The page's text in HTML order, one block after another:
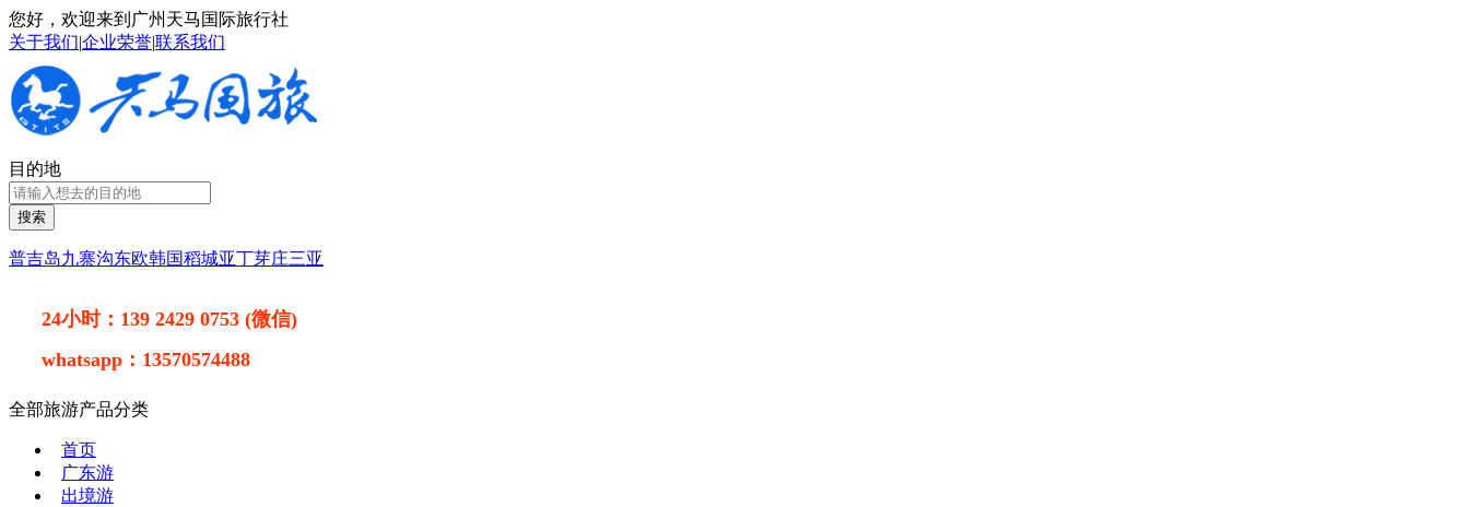
您好，欢迎来到广州天马国际旅行社
关于我们|企业荣誉|联系我们
目的地
搜索
普吉岛九寨沟东欧韩国稻城亚丁芽庄三亚
24小时： 139 2429 0753 (微信)
whatsapp： 13570574488
全部旅游产品分类
首页
广东游
出境游